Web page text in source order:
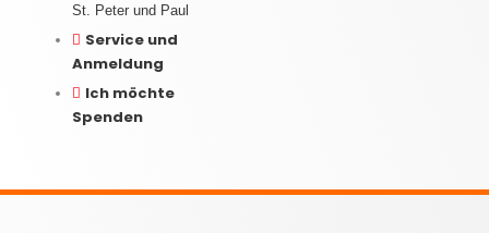
St. Peter und Paul
Service und
Anmeldung
Ich möchte
Spenden